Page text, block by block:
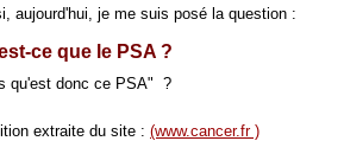
aujourd'hui, je me suis posé la question :
ce que le PSA ?
qu'est donc ce PSA" ?
extraite du site : (www.cancer.fr )